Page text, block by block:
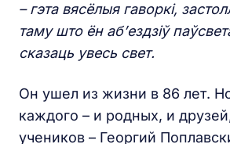
– гэта вясёлыя гаворкі,
таму што ён аб’ездзіў
сказаць увесь свет.
Он ушел из жизни в 86 лет.
каждого – и родных, и
учеников – Георгий